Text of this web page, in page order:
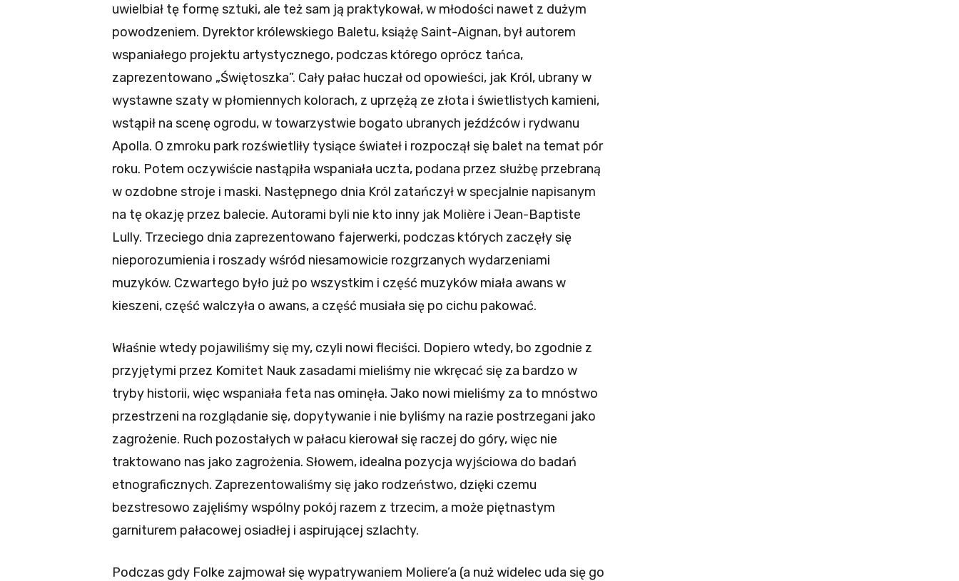
uwielbiał tę formę sztuki, ale też sam ją praktykował, w młodości nawet z dużym
powodzeniem. Dyrektor królewskiego Baletu, książę Saint-Aignan, był autorem
wspaniałego projektu artystycznego, podczas którego oprócz tańca,
zaprezentowano „Świętoszka”. Cały pałac huczał od opowieści, jak Król, ubrany w
wystawne szaty w płomiennych kolorach, z uprzężą ze złota i świetlistych kamieni,
wstąpił na scenę ogrodu, w towarzystwie bogato ubranych jeźdźców i rydwanu
Apolla. O zmroku park rozświetliły tysiące świateł i rozpoczął się balet na temat pór
roku. Potem oczywiście nastąpiła wspaniała uczta, podana przez służbę przebraną
w ozdobne stroje i maski. Następnego dnia Król zatańczył w specjalnie napisanym
na tę okazję przez balecie. Autorami byli nie kto inny jak Molière i Jean-Baptiste
Lully. Trzeciego dnia zaprezentowano fajerwerki, podczas których zaczęły się
nieporozumienia i roszady wśród niesamowicie rozgrzanych wydarzeniami
muzyków. Czwartego było już po wszystkim i część muzyków miała awans w
kieszeni, część walczyła o awans, a część musiała się po cichu pakować.
Właśnie wtedy pojawiliśmy się my, czyli nowi fleciści. Dopiero wtedy, bo zgodnie z
przyjętymi przez Komitet Nauk zasadami mieliśmy nie wkręcać się za bardzo w
tryby historii, więc wspaniała feta nas ominęła. Jako nowi mieliśmy za to mnóstwo
przestrzeni na rozglądanie się, dopytywanie i nie byliśmy na razie postrzegani jako
zagrożenie. Ruch pozostałych w pałacu kierował się raczej do góry, więc nie
traktowano nas jako zagrożenia. Słowem, idealna pozycja wyjściowa do badań
etnograficznych. Zaprezentowaliśmy się jako rodzeństwo, dzięki czemu
bezstresowo zajęliśmy wspólny pokój razem z trzecim, a może piętnastym
garniturem pałacowej osiadłej i aspirującej szlachty.
Podczas gdy Folke zajmował się wypatrywaniem Moliere’a (a nuż widelec uda się go